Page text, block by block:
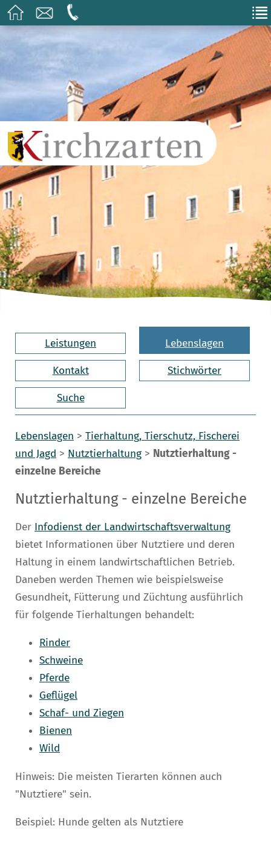
Leistungen Lebenslagen
Kontakt Stichwörter
Suche
Lebenslagen > Tierhaltung, Tierschutz, Fischerei
und Jagd > Nutztierhaltung > Nutztierhaltung -
einzelne Bereiche
Nutztierhaltung - einzelne Bereiche
Der Infodienst der Landwirtschaftsverwaltung
bietet Informationen über Nutztiere und deren
Haltung in einem landwirtschaftlichen Betrieb.
Daneben werden Themen wie beispielsweise
Gesundheit, Fütterung und Züchtung ausführlich
für folgende Tierhaltungen behandelt:
Rinder
Schweine
Pferde
Geflügel
Schaf- und Ziegen
Bienen
Wild
Hinweis: Die meisten Tierarten können auch
"Nutztiere" sein.
Beispiel: Hunde gelten als Nutztiere